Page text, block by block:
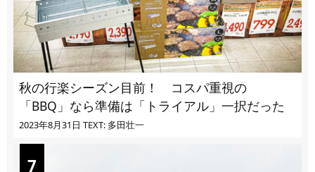
秋の行楽シーズン目前！ コスパ重視の
「BBQ」なら準備は「トライアル」一択だった
2023年8月31日 TEXT: 多田壮一